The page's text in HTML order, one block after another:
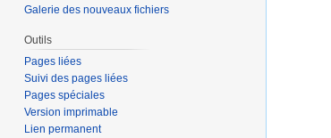
Galerie des nouveaux fichiers
Outils
Pages liées
Suivi des pages liées
Pages spéciales
Version imprimable
Lien permanent